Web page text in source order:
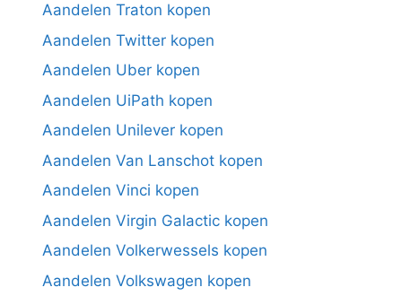
Aandelen Traton kopen
Aandelen Twitter kopen
Aandelen Uber kopen
Aandelen UiPath kopen
Aandelen Unilever kopen
Aandelen Van Lanschot kopen
Aandelen Vinci kopen
Aandelen Virgin Galactic kopen
Aandelen Volkerwessels kopen
Aandelen Volkswagen kopen